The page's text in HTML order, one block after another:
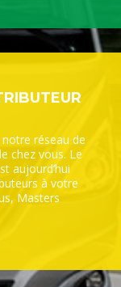
réseau de
chez vous. Le
aujourd’hui
à votre
Masters